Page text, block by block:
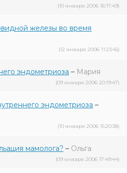
(10 января 2006 16:17:49)
железы во время
(12 января 2006 11:23:45)
эндометриоза – Мария
(09 января 2006 20:19:47)
эндометриоза –
(10 января 2006 15:20:38)
мамолога? – Ольга
(09 января 2006 17:49:44)